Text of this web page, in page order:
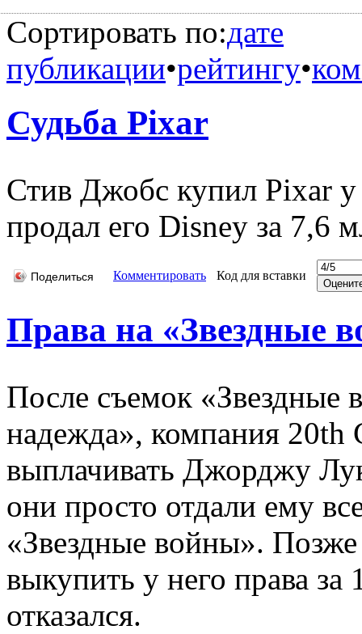
Сортировать по:дате
публикации•рейтингу•
Судьба Pixar
Стив Джобс купил Pixar
продал его Disney за
Поделиться Комментировать Код для вставки
Права на «Звездные
После съемок
надежда», компания 20th
выплачивать Джорджу
они просто отдали ему
«Звездные войны».
выкупить у него права
отказался.